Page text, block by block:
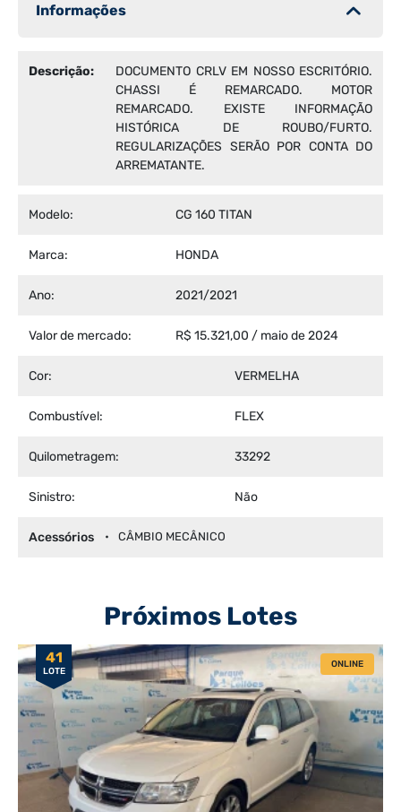
Informações
Descrição:
DOCUMENTO CRLV EM NOSSO ESCRITÓRIO.
CHASSI É REMARCADO. MOTOR
REMARCADO. EXISTE INFORMAÇÃO
HISTÓRICA DE ROUBO/FURTO.
REGULARIZAÇÕES SERÃO POR CONTA DO
ARREMATANTE.
Modelo: CG 160 TITAN
Marca: HONDA
Ano: 2021/2021
Valor de mercado: R$ 15.321,00 / maio de 2024
Cor: VERMELHA
Combustível: FLEX
Quilometragem: 33292
Sinistro: Não
Acessórios CÂMBIO MECÂNICO
Próximos Lotes
41
LOTE
ONLINE